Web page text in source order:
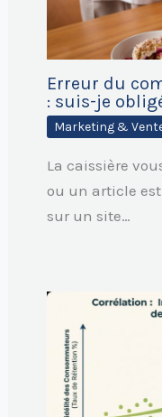
Erreur du
: suis-je
Marketing &
La caissière
ou un article
sur un site…